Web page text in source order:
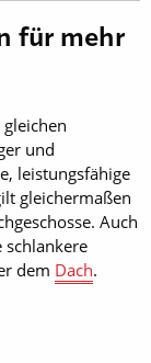
für mehr
und
leistungsfähige
gleichermaßen
Auch
dem Dach.